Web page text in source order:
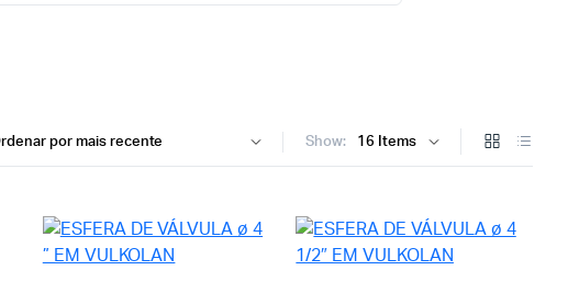
Show: